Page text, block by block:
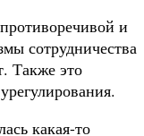
и
сотрудничества
Также это
какая-то